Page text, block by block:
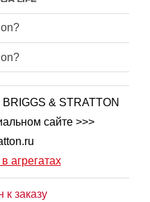
& STRATTON
сайте >>>
агрегатах
к заказу